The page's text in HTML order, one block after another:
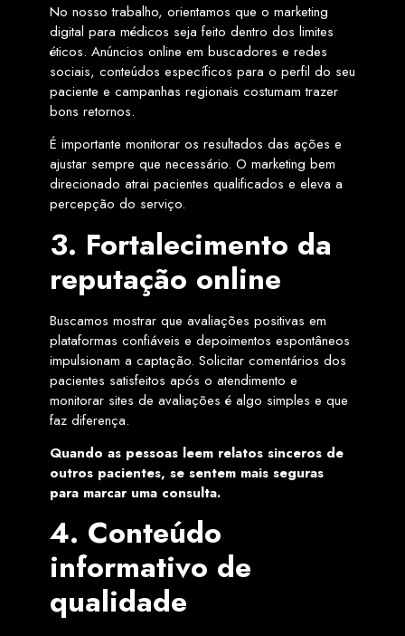
No nosso trabalho, orientamos que o marketing
digital para médicos seja feito dentro dos limites
éticos. Anúncios online em buscadores e redes
sociais, conteúdos específicos para o perfil do seu
paciente e campanhas regionais costumam trazer
bons retornos.
É importante monitorar os resultados das ações e
ajustar sempre que necessário. O marketing bem
direcionado atrai pacientes qualificados e eleva a
percepção do serviço.
3. Fortalecimento da
reputação online
Buscamos mostrar que avaliações positivas em
plataformas confiáveis e depoimentos espontâneos
impulsionam a captação. Solicitar comentários dos
pacientes satisfeitos após o atendimento e
monitorar sites de avaliações é algo simples e que
faz diferença.
Quando as pessoas leem relatos sinceros de
outros pacientes, se sentem mais seguras
para marcar uma consulta.
4. Conteúdo
informativo de
qualidade